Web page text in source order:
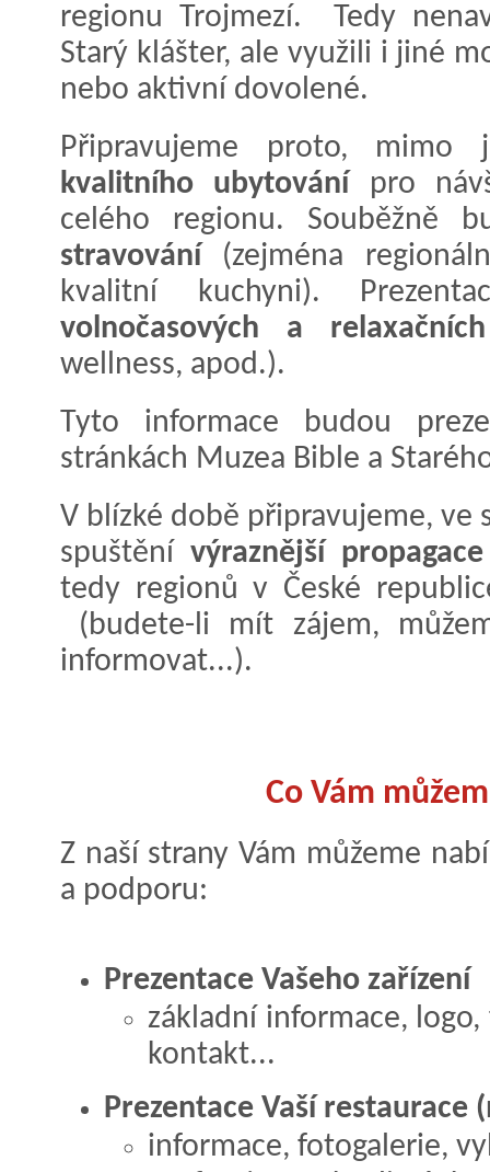
regionu Trojmezí. Tedy
Starý klášter, ale využili i jiné
nebo aktivní dovolené.
Připravujeme proto,
kvalitního ubytování pro
celého regionu.
stravování (zejména
kvalitní kuchyni).
volnočasových a
wellness, apod.).
Tyto informace budou
stránkách Muzea Bible a
V blízké době připravujeme, ve
spuštěnívýraznější
tedy regionů v České
(budete-li mít zájem,
informovat...).
Co Vám
Z naší strany Vám můžeme
a podporu:
Prezentace Vašeho zařízení
základní informace,
kontakt...
Prezentace Vaší restaurace
informace, fotogalerie,